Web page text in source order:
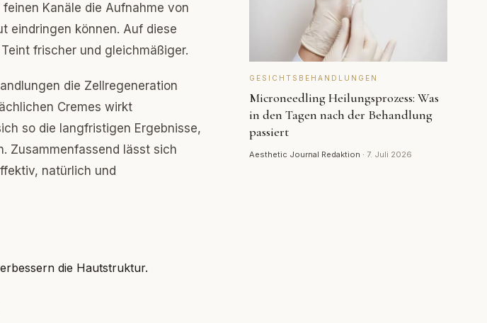
Kanäle die Aufnahme von
eindringen können. Auf diese
frischer und gleichmäßiger.
die Zellregeneration
Cremes wirkt
so die langfristigen Ergebnisse,
Zusammenfassend lässt sich
natürlich und
die Hautstruktur.
GESICHTSBEHANDLUNGEN
Microneedling Heilungsprozess: Was
in den Tagen nach der Behandlung
passiert
Aesthetic Journal Redaktion · 7. Juli 2026